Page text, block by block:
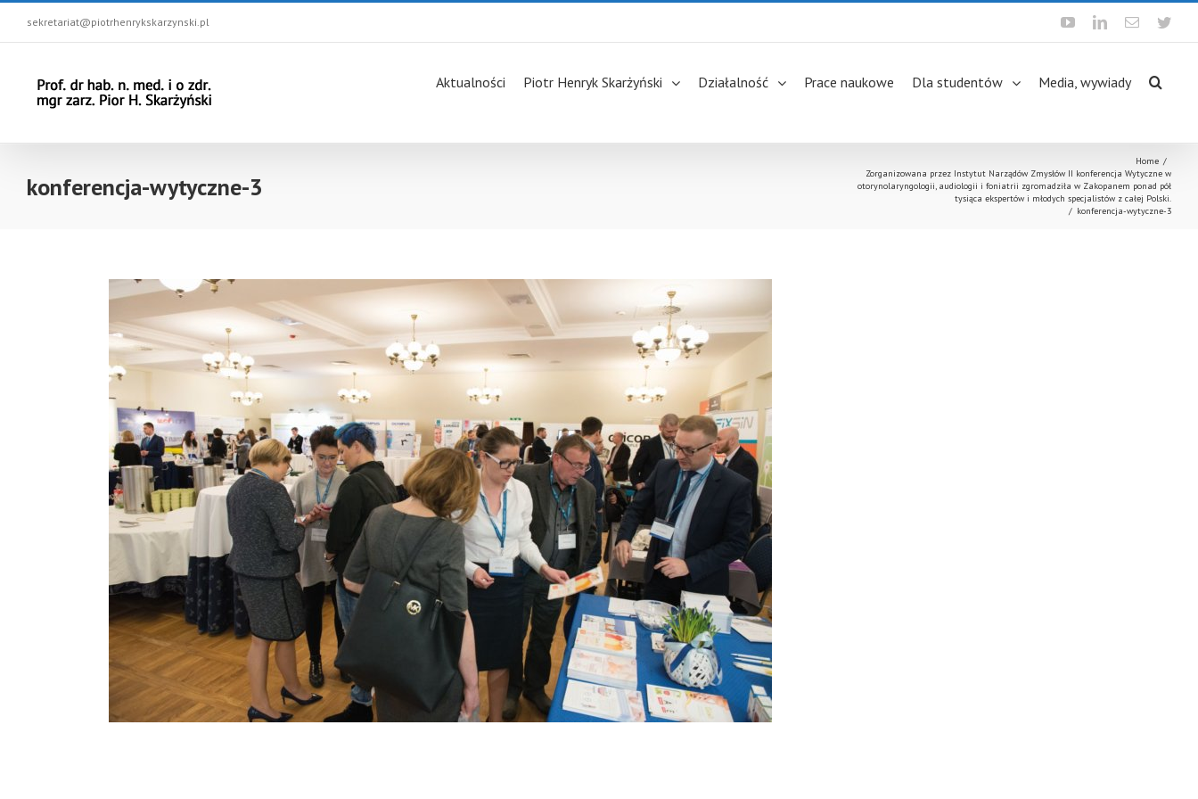
sekretariat@piotrhenrykskarzynski.pl YoutubeLinkedinEmail
Aktualności Piotr Henryk Skarżyński Działalność Prace naukowe Dla studentów Media, wywiady
konferencja-wytyczne-3
Home /
Zorganizowana przez Instytut Narządów Zmysłów II konferencja Wytyczne w
otorynolaryngologii, audiologii i foniatrii zgromadziła w Zakopanem ponad pół
tysiąca ekspertów i młodych specjalistów z całej Polski.
/ konferencja-wytyczne-3